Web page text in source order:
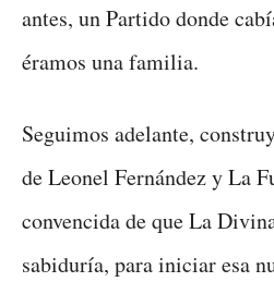
antes, un Partido donde
éramos una familia.
Seguimos adelante,
de Leonel Fernández y La
convencida de que La
sabiduría, para iniciar esa